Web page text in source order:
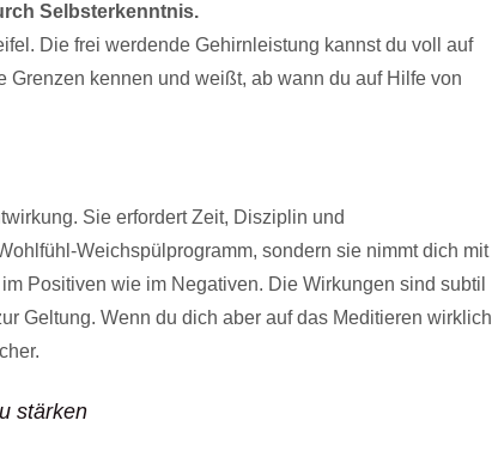
Selbsterkenntnis.
Die frei werdende Gehirnleistung kannst du voll auf
kennen und weißt, ab wann du auf Hilfe von
Sie erfordert Zeit, Disziplin und
Weichspülprogramm, sondern sie nimmt dich mit
Positiven wie im Negativen. Die Wirkungen sind subtil
Geltung. Wenn du dich aber auf das Meditieren wirklich
stärken